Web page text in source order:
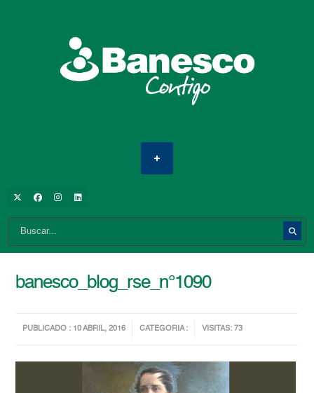
banesco_blog_rse_n°1090
PUBLICADO : 10 ABRIL, 2016 CATEGORIA : VISITAS: 73